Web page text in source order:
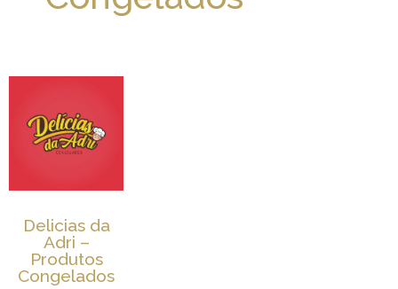
Delicias da
Adri –
Produtos
Congelados